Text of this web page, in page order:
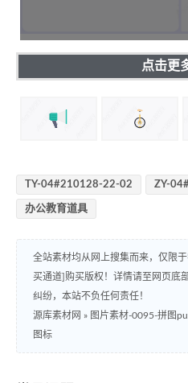
点击更
TY-04#210128-22-02 ZY-
办公教育道具
全站素材均从网上搜集而来，仅限
买通道]购买版权！详情请至网页底
纠纷，本站不负任何责任！
源库素材网 » 图片素材-0095-拼图
图标